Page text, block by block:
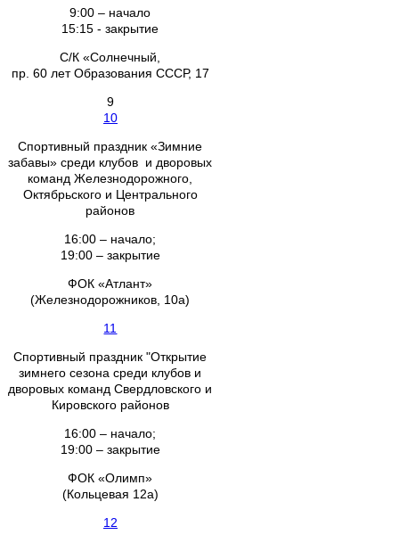
9:00 – начало
15:15 - закрытие
С/К «Солнечный,
пр. 60 лет Образования СССР, 17
9
10
Спортивный праздник «Зимние
забавы» среди клубов и дворовых
команд Железнодорожного,
Октябрьского и Центрального
районов
16:00 – начало;
19:00 – закрытие
ФОК «Атлант»
(Железнодорожников, 10а)
11
Спортивный праздник "Открытие
зимнего сезона среди клубов и
дворовых команд Свердловского и
Кировского районов
16:00 – начало;
19:00 – закрытие
ФОК «Олимп»
(Кольцевая 12а)
12